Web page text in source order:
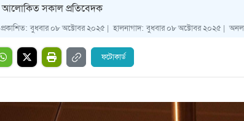
আলোকিত সকাল প্রতিবেদক
প্রকাশিত: বুধবার ০৮ অক্টোবর ২০২৫ | হালনাগাদ: বুধবার ০৮ অক্টোবর ২০২৫ |
ফটোকার্ড